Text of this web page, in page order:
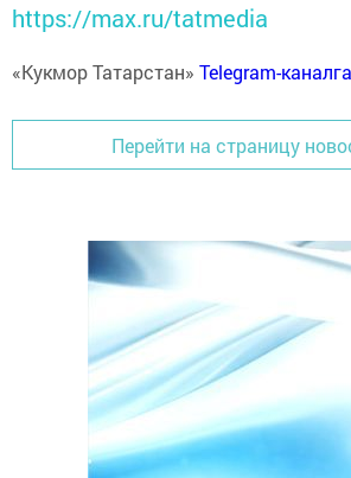
https://max.ru/tatmedia
«Кукмор Татарстан» Telegram-каналга
Перейти на страницу